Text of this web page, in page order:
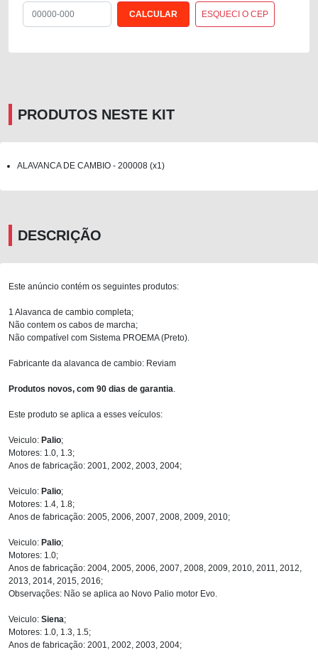
ESQUECI O CEP
PRODUTOS NESTE KIT
ALAVANCA DE CAMBIO - 200008 (x1)
DESCRIÇÃO
Este anúncio contém os seguintes produtos:
1 Alavanca de cambio completa;
Não contem os cabos de marcha;
Não compatível com Sistema PROEMA (Preto).
Fabricante da alavanca de cambio: Reviam
Produtos novos, com 90 dias de garantia
Este produto se aplica a esses veículos:
Veiculo: Palio;
Motores: 1.0, 1.3;
Anos de fabricação: 2001, 2002, 2003, 2004;
Veiculo: Palio;
Motores: 1.4, 1.8;
Anos de fabricação: 2005, 2006, 2007, 2008, 2009, 2010;
Veiculo: Palio;
Motores: 1.0;
Anos de fabricação: 2004, 2005, 2006, 2007, 2008, 2009, 2010, 2011, 2012,
2013, 2014, 2015, 2016;
Observações: Não se aplica ao Novo Palio motor Evo.
Veiculo: Siena;
Motores: 1.0, 1.3, 1.5;
Anos de fabricação: 2001, 2002, 2003, 2004;